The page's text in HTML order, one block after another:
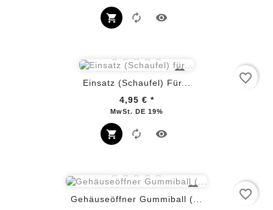
Einsatz (Schaufel) Für...
4,95 € *
MwSt. DE 19%Preis
favorite_border
Gehäuseöffner Gummiball (...
favorite_border